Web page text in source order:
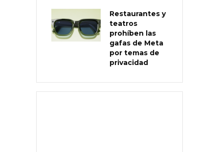
Restaurantes y
teatros
prohíben las
gafas de Meta
por temas de
privacidad